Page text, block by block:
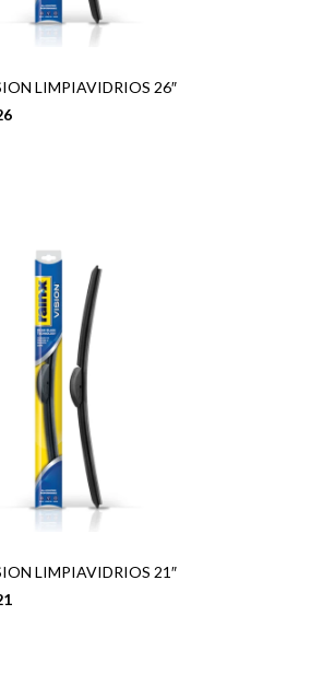
LIMPIAVIDRIOS 26″
LIMPIAVIDRIOS 21″